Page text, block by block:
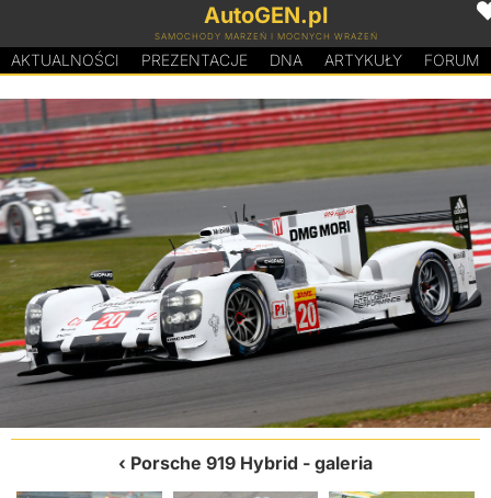
AutoGEN.pl
SAMOCHODY MARZEŃ I MOCNYCH WRAŻEŃ
AKTUALNOŚCI PREZENTACJE DNA ARTYKUŁY FORUM
Porsche 919 Hybrid - galeria